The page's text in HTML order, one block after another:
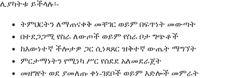
ሊያካትቱ ይችላሉ፡-
ትምህርትን ለማጠናቀቅ መቸገር ወይም በፍጥነት መውጣት
በተደጋጋሚ የስራ ለውጦች ወይም የስራ ቦታ ግጭቶች
ከእውነተኛ ችሎታዎ ጋር ሲነጻጸር ዝቅተኛ ውጤት ማግኘት
ምርታማነትን የሚነካ ሥር የሰደደ አለመደራጀት
መዘግየት ወደ ያመለጡ ቀነ-ገደቦች ወይም እድሎች መምራት